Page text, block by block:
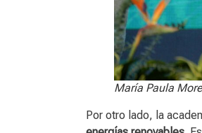
María Paula
Por otro lado, la